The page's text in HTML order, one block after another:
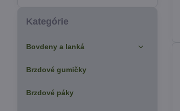
fulltextom
Kategórie
Bovdeny a lanká
Brzdové gumičky
Brzdové páky